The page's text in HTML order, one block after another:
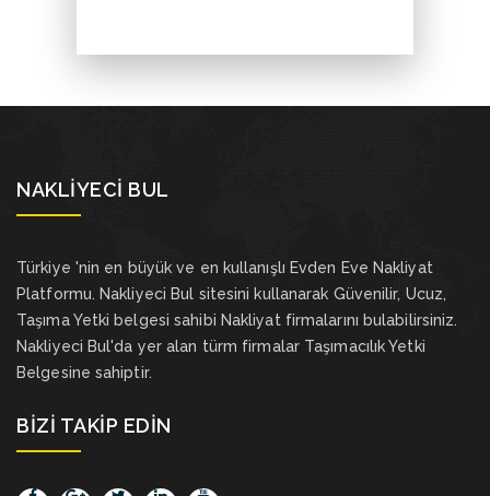
NAKLIYECI BUL
Türkiye 'nin en büyük ve en kullanışlı Evden Eve Nakliyat
Platformu. Nakliyeci Bul sitesini kullanarak Güvenilir, Ucuz,
Taşıma Yetki belgesi sahibi Nakliyat firmalarını bulabilirsiniz.
Nakliyeci Bul'da yer alan türm firmalar Taşımacılık Yetki
Belgesine sahiptir.
BIZI TAKIP EDIN